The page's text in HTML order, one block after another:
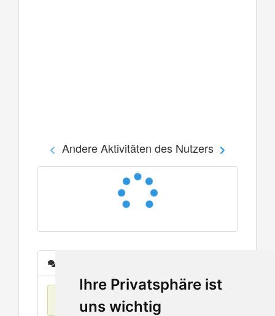
Ihre Privatsphäre ist
uns wichtig
Andere Aktivitäten des Nutzers
Keine Einträge